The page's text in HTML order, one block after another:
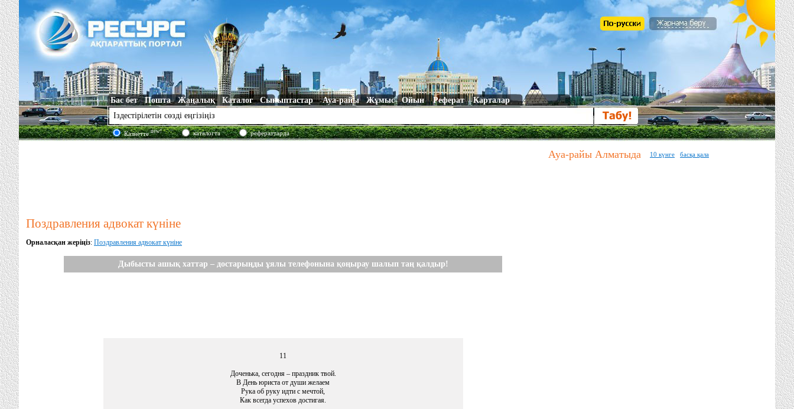
Бас бет Пошта Жаңалық Каталог Сыныптастар Ауа-райы Жұмыс Ойын Реферат Карталар
Казнеттеnew! каталогта рефераттарда
Поздравления адвокат күніне
Орналасқан жеріңіз: Поздравления адвокат күніне
Дыбысты ашық хаттар – достарыңды ұялы телефонына қоңырау шалып таң қалдыр!
11
Доченька, сегодня – праздник твой.
В День юриста от души желаем
Рука об руку идти с мечтой,
Как всегда успехов достигая.
Ауа-райы Алматыда 10 күнге басқа қала